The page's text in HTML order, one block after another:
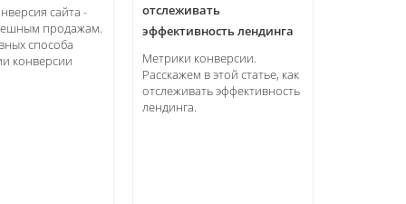
сайта -
продажам.
способа
конверсии
отслеживать
эффективность лендинга
Метрики конверсии.
Расскажем в этой статье, как
отслеживать эффективность
лендинга.